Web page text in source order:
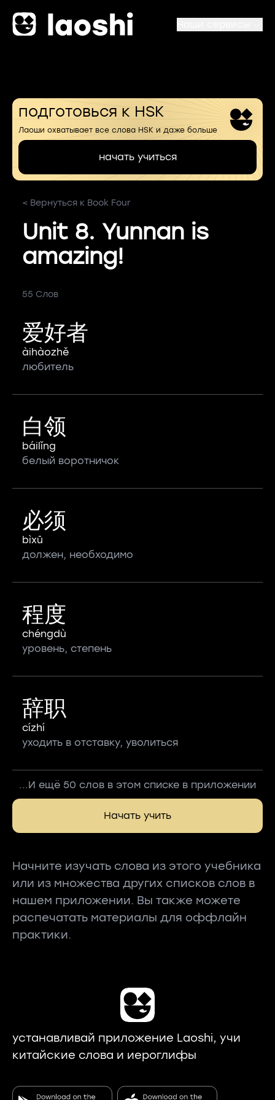
подготовься к HSK
Лаоши охватывает все слова HSK и даже больше
начать учиться
< Вернуться к Book Four
Unit 8. Yunnan is
amazing!
55 Слов
爱好者
àihàozhě
любитель
白领
báilǐng
белый воротничок
必须
bìxū
должен, необходимо
程度
chéngdù
уровень, степень
辞职
cízhí
уходить в отставку, уволиться
...И ещё 50 слов в этом списке в приложении
Начать учить
Начните изучать слова из этого учебника
или из множества других списков слов в
нашем приложении. Вы также можете
распечатать материалы для оффлайн
практики.
устанавливай приложение Laoshi, учи
китайские слова и иероглифы